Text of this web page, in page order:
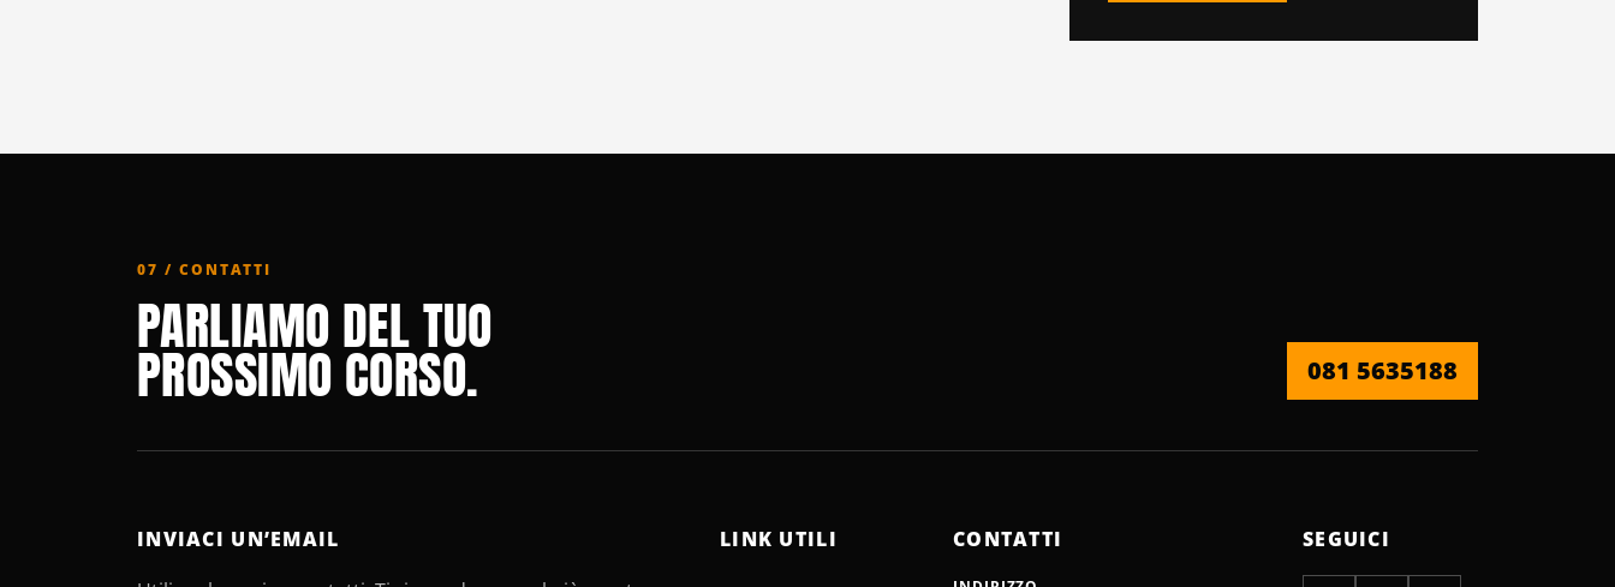
07 / CONTATTI
PARLIAMO DEL TUO
PROSSIMO CORSO. 081 5635188
INVIACI UN’EMAIL
LINK UTILI CONTATTI SEGUICI